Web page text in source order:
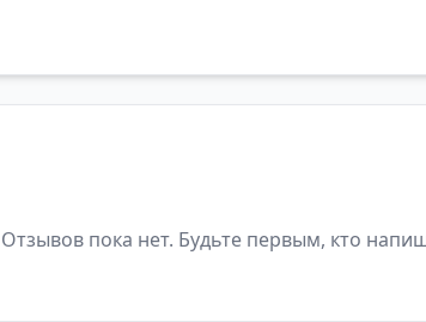
Отзывов пока нет. Будьте первым, кто